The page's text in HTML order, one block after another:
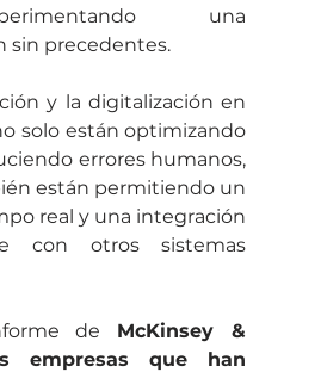
una
sin precedentes.
y la digitalización en
solo están optimizando
errores humanos,
están permitiendo un
real y una integración
con otros sistemas
de McKinsey &
empresas que han